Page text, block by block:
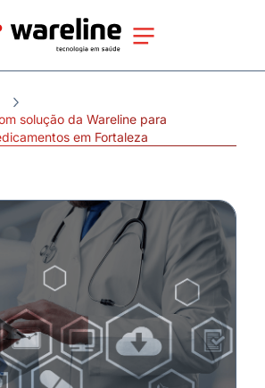
solução da Wareline para
em Fortaleza